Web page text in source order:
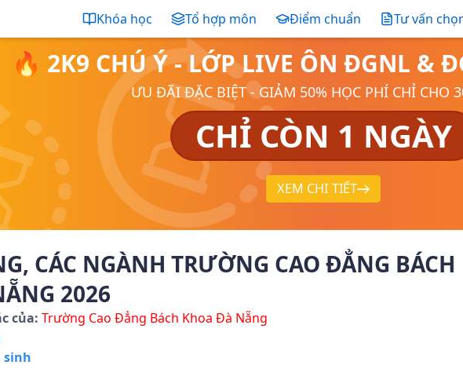
Khóa học Tổ hợp môn Điểm chuẩn Tư vấn
🔥 2K9 CHÚ Ý - LỚP LIVE ÔN ĐGNL &
ƯU ĐÃI ĐẶC BIỆT - GIẢM 50% HỌC PHÍ CHỈ CHO
CHỈ CÒN 1 NGÀY
XEM CHI TIẾT
CÁC NGÀNH TRƯỜNG CAO ĐẲNG BÁCH
2026
của: Trường Cao Đẳng Bách Khoa Đà Nẵng
sinh